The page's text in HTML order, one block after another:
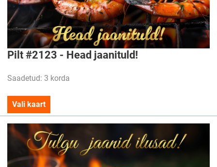
Pilt #2123 - Head jaanituld!
Saadetud: 3 korda
Vali kaart